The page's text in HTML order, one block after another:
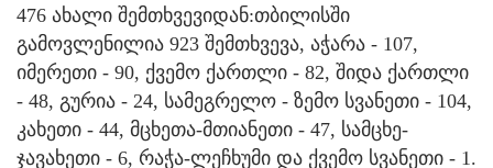
476 ახალი შემთხვევიდან:თბილისში
გამოვლენილია 923 შემთხვევა, აჭარა - 107,
იმერეთი - 90, ქვემო ქართლი - 82, შიდა ქართლი
- 48, გურია - 24, სამეგრელო - ზემო სვანეთი - 104,
კახეთი - 44, მცხეთა-მთიანეთი - 47, სამცხე-
ჯავახეთი - 6, რაჭა-ლეჩხუმი და ქვემო სვანეთი - 1.